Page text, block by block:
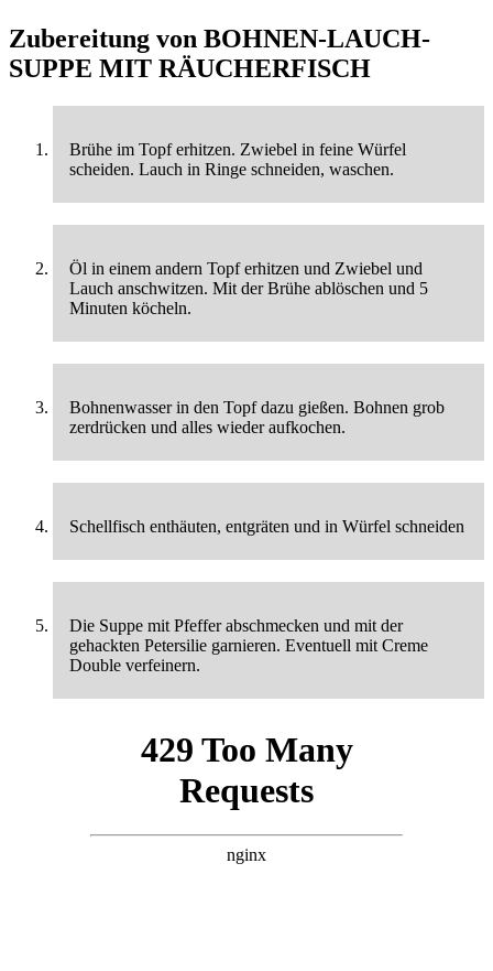
Zubereitung von BOHNEN-LAUCH-
SUPPE MIT RÄUCHERFISCH
Brühe im Topf erhitzen. Zwiebel in feine Würfel
scheiden. Lauch in Ringe schneiden, waschen.
Öl in einem andern Topf erhitzen und Zwiebel und
Lauch anschwitzen. Mit der Brühe ablöschen und 5
Minuten köcheln.
Bohnenwasser in den Topf dazu gießen. Bohnen grob
zerdrücken und alles wieder aufkochen.
Schellfisch enthäuten, entgräten und in Würfel schneiden
Die Suppe mit Pfeffer abschmecken und mit der
gehackten Petersilie garnieren. Eventuell mit Creme
Double verfeinern.